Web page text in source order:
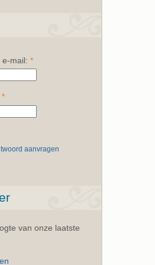
e-mail:*
*
aanvragen
van onze laatste